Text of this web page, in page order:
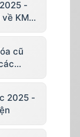
-
KML,
cũ
2025 -